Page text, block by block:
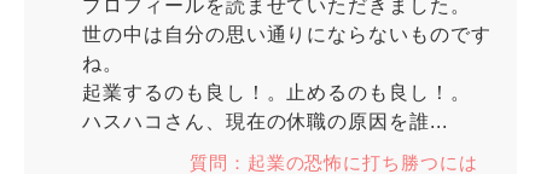
プロフィールを読ませていただきました。
世の中は自分の思い通りにならないものです
ね。
起業するのも良し！。止めるのも良し！。
ハスハコさん、現在の休職の原因を誰...
質問：起業の恐怖に打ち勝つには